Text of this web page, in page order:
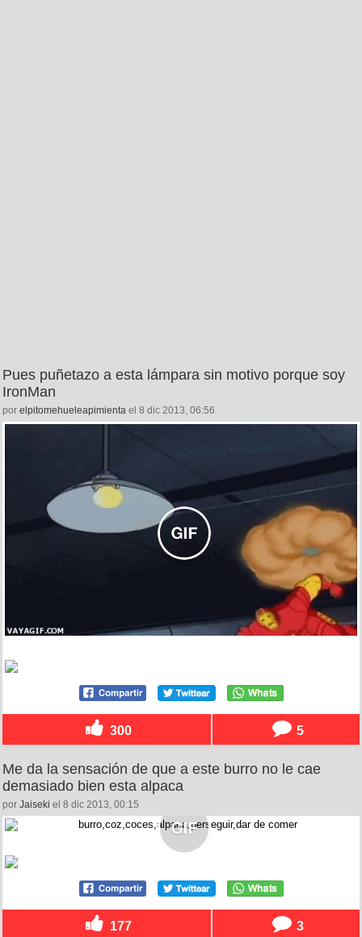
Pues puñetazo a esta lámpara sin motivo porque soy
IronMan
por elpitomehueleapimienta el 8 dic 2013, 06:56
300 5
Me da la sensación de que a este burro no le cae
demasiado bien esta alpaca
por Jaiseki el 8 dic 2013, 00:15
177 3